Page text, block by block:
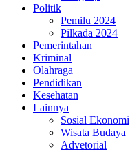
Politik
Pemilu 2024
Pilkada 2024
Pemerintahan
Kriminal
Olahraga
Pendidikan
Kesehatan
Lainnya
Sosial Ekonomi
Wisata Budaya
Advetorial